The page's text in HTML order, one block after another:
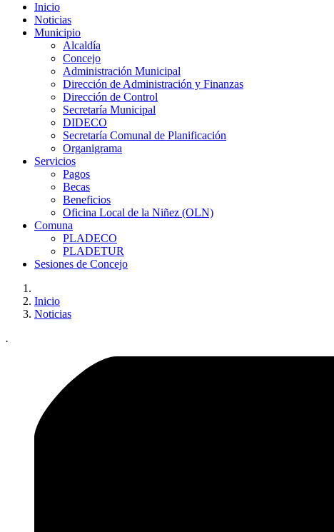
Inicio
Noticias
Municipio
Alcaldía
Concejo
Administración Municipal
Dirección de Administración y Finanzas
Dirección de Control
Secretaría Municipal
DIDECO
Secretaría Comunal de Planificación
Organigrama
Servicios
Pagos
Becas
Beneficios
Oficina Local de la Niñez (OLN)
Comuna
PLADECO
PLADETUR
Sesiones de Concejo
Inicio
Noticias
.